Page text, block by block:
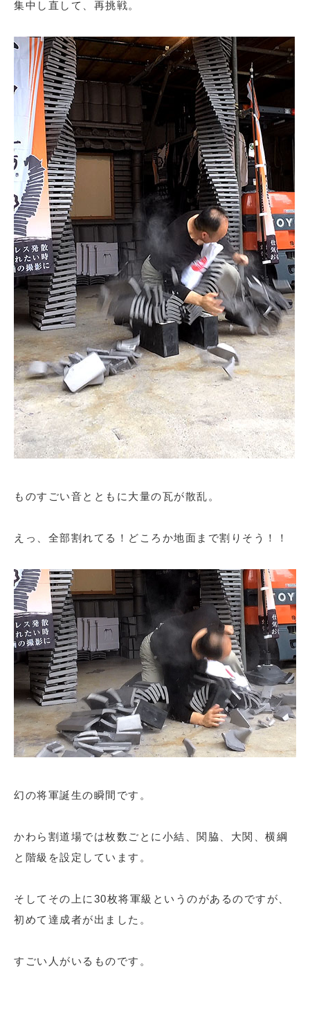
集中し直して、再挑戦。
ものすごい音とともに大量の瓦が散乱。
えっ、全部割れてる！どころか地面まで割りそう！！
幻の将軍誕生の瞬間です。
かわら割道場では枚数ごとに小結、関脇、大関、横綱
と階級を設定しています。
そしてその上に30枚将軍級というのがあるのですが、
初めて達成者が出ました。
すごい人がいるものです。